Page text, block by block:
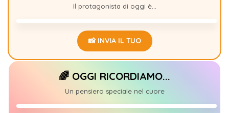
Il protagonista di oggi è...
📸 INVIA IL TUO
🌈 OGGI RICORDIAMO...
Un pensiero speciale nel cuore